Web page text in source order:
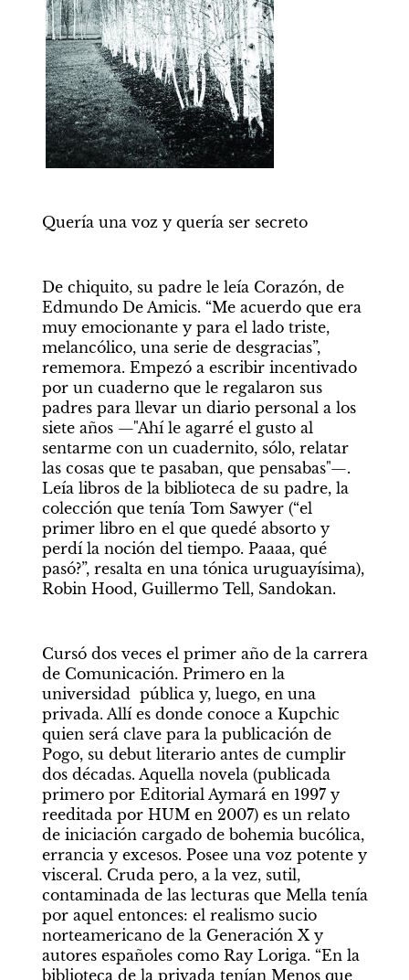
Quería una voz y quería ser secreto
De chiquito, su padre le leía Corazón, de
Edmundo De Amicis. “Me acuerdo que era
muy emocionante y para el lado triste,
melancólico, una serie de desgracias”,
rememora. Empezó a escribir incentivado
por un cuaderno que le regalaron sus
padres para llevar un diario personal a los
siete años —"Ahí le agarré el gusto al
sentarme con un cuadernito, sólo, relatar
las cosas que te pasaban, que pensabas"—.
Leía libros de la biblioteca de su padre, la
colección que tenía Tom Sawyer (“el
primer libro en el que quedé absorto y
perdí la noción del tiempo. Paaaa, qué
pasó?”, resalta en una tónica uruguayísima),
Robin Hood, Guillermo Tell, Sandokan.
Cursó dos veces el primer año de la carrera
de Comunicación. Primero en la
universidad  pública y, luego, en una
privada. Allí es donde conoce a Kupchic
quien será clave para la publicación de
Pogo, su debut literario antes de cumplir
dos décadas. Aquella novela (publicada
primero por Editorial Aymará en 1997 y
reeditada por HUM en 2007) es un relato
de iniciación cargado de bohemia bucólica,
errancia y excesos. Posee una voz potente y
visceral. Cruda pero, a la vez, sutil,
contaminada de las lecturas que Mella tenía
por aquel entonces: el realismo sucio
norteamericano de la Generación X y
autores españoles como Ray Loriga. “En la
biblioteca de la privada tenían Menos que